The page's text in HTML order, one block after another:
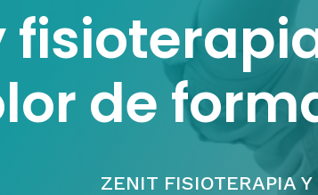
de
ZENIT FISIOTERAPIA